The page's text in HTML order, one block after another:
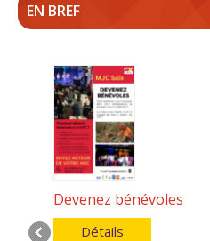
EN BREF
Devenez bénévoles
Détails